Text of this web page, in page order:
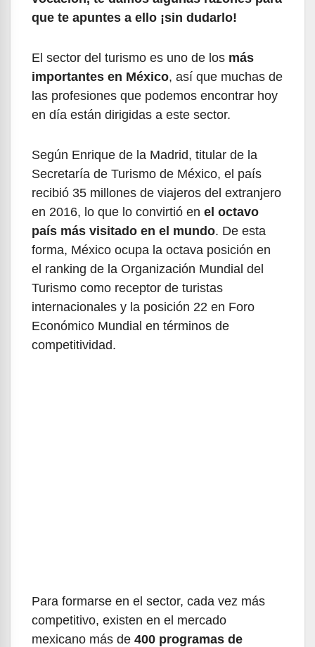
que te apuntes a ello ¡sin dudarlo!
El sector del turismo es uno de los más
importantes en México, así que muchas de
las profesiones que podemos encontrar hoy
en día están dirigidas a este sector.
Según Enrique de la Madrid, titular de la
Secretaría de Turismo de México, el país
recibió 35 millones de viajeros del extranjero
en 2016, lo que lo convirtió en el octavo
país más visitado en el mundo. De esta
forma, México ocupa la octava posición en
el ranking de la Organización Mundial del
Turismo como receptor de turistas
internacionales y la posición 22 en Foro
Económico Mundial en términos de
competitividad.
Para formarse en el sector, cada vez más
competitivo, existen en el mercado
mexicano más de 400 programas de